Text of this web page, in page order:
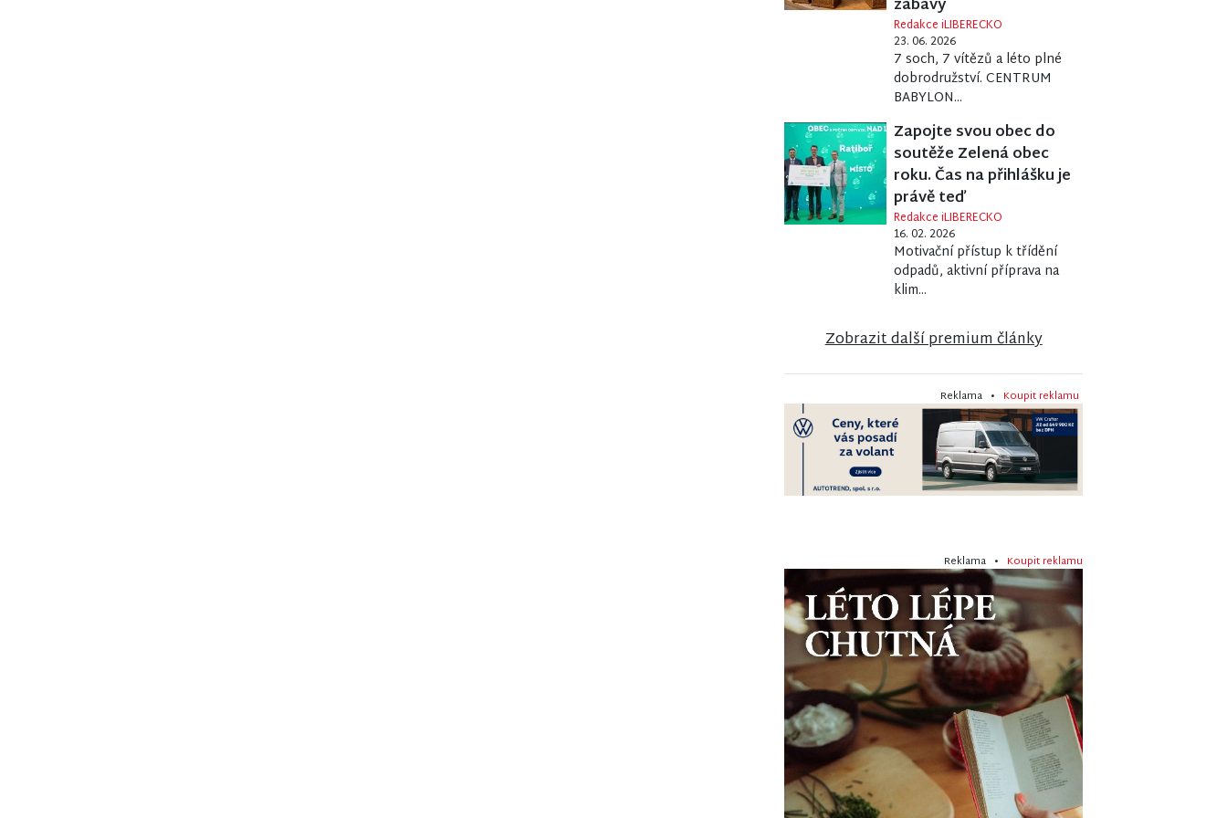
zábavy
Redakce iLIBERECKO
23. 06. 2026
7 soch, 7 vítězů a léto plné
dobrodružství. CENTRUM
BABYLON...
Zapojte svou obec do
soutěže Zelená obec
roku. Čas na přihlášku je
právě teď
Redakce iLIBERECKO
16. 02. 2026
Motivační přístup k třídění
odpadů, aktivní příprava na
klim...
Zobrazit další premium články
Reklama • Koupit reklamu
Reklama • Koupit reklamu